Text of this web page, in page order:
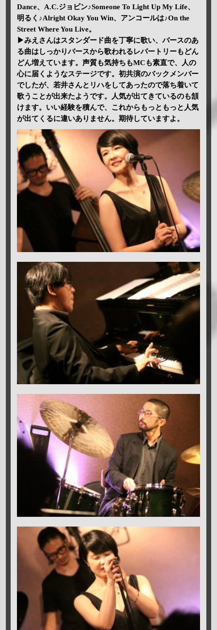
Dance、A.C.ジョビン♪Someone To Light Up My Life、
明るく♪Alright Okay You Win、アンコールは♪On the
Street Where You Live。
▶みえさんはスタンダード曲を丁寧に歌い、バースのあ
る曲はしっかりバースから歌われるレパートリーもどん
どん増えています。声質も気持ちもMCも素直で、人の
心に届くようなステージです。初共演のバックメンバー
でしたが、若井さんとリハをしてあったので落ち着いて
歌うことが出来たようです。人気が出てきているのも頷
けます。いい経験を積んで、これからもっともっと人気
が出てくるに違いありません。期待していますよ。